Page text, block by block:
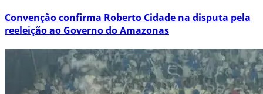
Convenção confirma Roberto Cidade na disputa pela
reeleição ao Governo do Amazonas